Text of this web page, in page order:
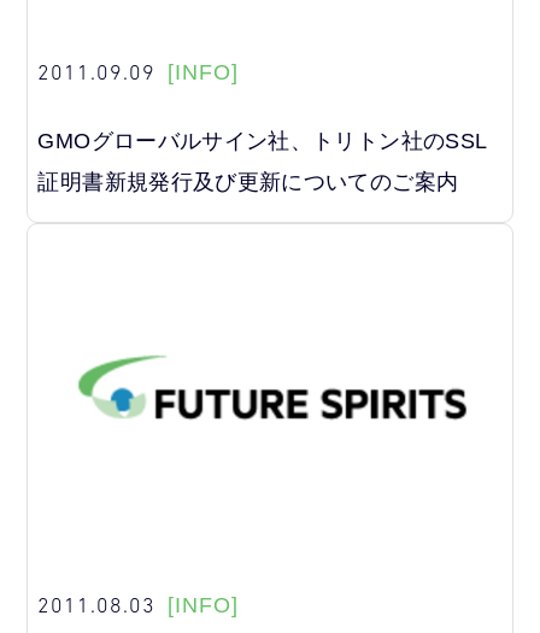
2011.09.09 [INFO]
GMOグローバルサイン社、トリトン社のSSL
証明書新規発行及び更新についてのご案内
2011.08.03 [INFO]